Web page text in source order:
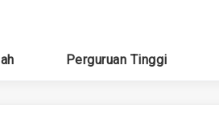
Perguruan Tinggi